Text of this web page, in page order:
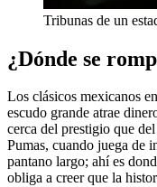
Tribunas de un
¿Dónde se
Los clásicos mexicanos
escudo grande atrae
cerca del prestigio que
Pumas, cuando juega de
pantano largo; ahí es
obliga a creer que la